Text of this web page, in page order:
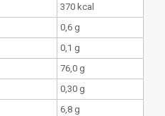
370 kcal
0,6 g
0,1 g
76,0 g
0,30 g
6,8 g